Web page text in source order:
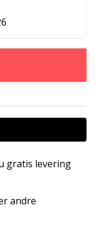
gratis levering
andre